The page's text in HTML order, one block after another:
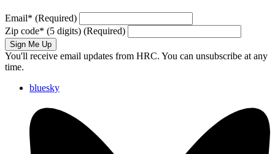
Email* (Required)
Zip code* (5 digits) (Required)
Sign Me Up
You'll receive email updates from HRC. You can unsubscribe at any
time.
bluesky